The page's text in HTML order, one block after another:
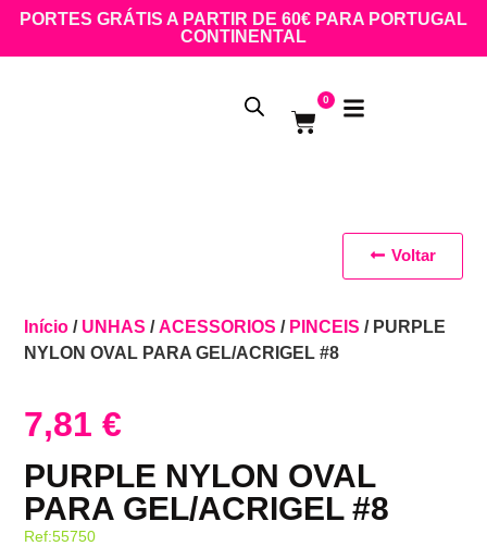
PORTES GRÁTIS A PARTIR DE 60€ PARA PORTUGAL
CONTINENTAL
0
Início / UNHAS /ACESSORIOS / PINCEIS / PURPLE
NYLON OVAL PARA GEL/ACRIGEL #8
7,81€
PURPLE NYLON OVAL
PARA GEL/ACRIGEL #8
Ref:55750
Voltar